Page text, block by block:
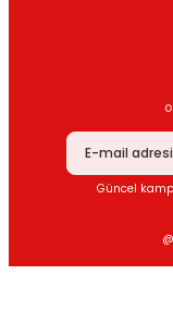
Güncel